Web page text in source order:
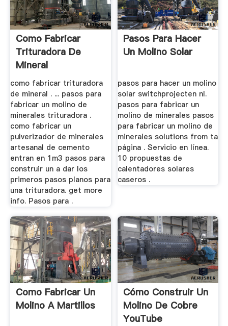
Como Fabricar
Trituradora De
Mineral
como fabricar trituradora
de mineral . ... pasos para
fabricar un molino de
minerales trituradora .
como fabricar un
pulverizador de minerales
artesanal de cemento
entran en 1m3 pasos para
construir un a dar los
primeros pasos planos para
una trituradora. get more
info. Pasos para .
Pasos Para Hacer
Un Molino Solar
pasos para hacer un molino
solar switchprojecten nl.
pasos para fabricar un
molino de minerales pasos
para fabricar un molino de
minerales solutions from ta
página . Servicio en línea.
10 propuestas de
calentadores solares
caseros .
Como Fabricar Un
Molino A Martillos
Cómo Construir Un
Molino De Cobre
YouTube